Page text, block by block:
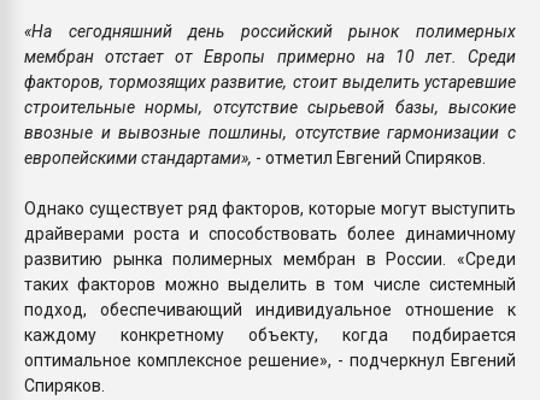
«На сегодняшний день российский рынок полимерных
мембран отстает от Европы примерно на 10 лет. Среди
факторов, тормозящих развитие, стоит выделить устаревшие
строительные нормы, отсутствие сырьевой базы, высокие
ввозные и вывозные пошлины, отсутствие гармонизации с
европейскими стандартами», - отметил Евгений Спиряков.
Однако существует ряд факторов, которые могут выступить
драйверами роста и способствовать более динамичному
развитию рынка полимерных мембран в России. «Среди
таких факторов можно выделить в том числе системный
подход, обеспечивающий индивидуальное отношение к
каждому конкретному объекту, когда подбирается
оптимальное комплексное решение», - подчеркнул Евгений
Спиряков.